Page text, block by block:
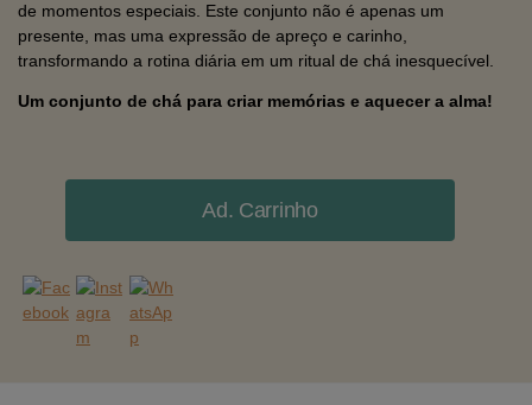
de momentos especiais. Este conjunto não é apenas um
presente, mas uma expressão de apreço e carinho,
transformando a rotina diária em um ritual de chá inesquecível.
Um conjunto de chá para criar memórias e aquecer a alma!
Ad. Carrinho